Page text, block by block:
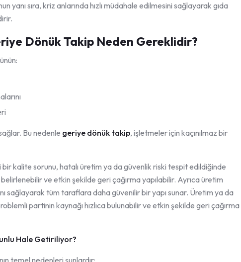
yanı sıra, kriz anlarında hızlı müdahale edilmesini sağlayarak gıda
Dönük Takip Neden Gereklidir?
Bu nedenle geriye dönük takip, işletmeler için kaçınılmaz bir
kalite sorunu, hatalı üretim ya da güvenlik riski tespit edildiğinde
ve etkin şekilde geri çağırma yapılabilir. Ayrıca üretim
sağlayarak tüm taraflara daha güvenilir bir yapı sunar. Üretim ya da
partinin kaynağı hızlıca bulunabilir ve etkin şekilde geri çağırma
Hale Getiriliyor?